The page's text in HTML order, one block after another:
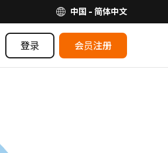
中国 - 简体中文
登录 会员注册